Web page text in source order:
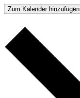
Zum Kalender hinzufügen